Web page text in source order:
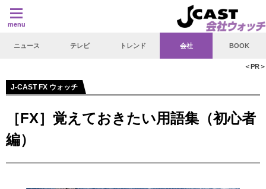
ニュース テレビ トレンド 会社 BOOK
＜PR＞
J-CAST FX ウォッチ
［FX］覚えておきたい用語集（初心者
編）